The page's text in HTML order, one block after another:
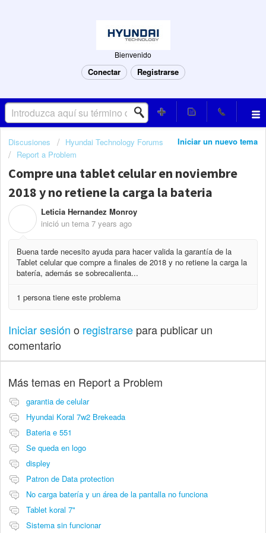
Bienvenido
Conectar Registrarse
Iniciar un nuevo tema
Discusiones
Hyundai Technology Forums
Report a Problem
Compre una tablet celular en noviembre
2018 y no retiene la carga la bateria
Leticia Hernandez Monroy
inició un tema 7 years ago
Buena tarde necesito ayuda para hacer valida la garantía de la
Tablet celular que compre a finales de 2018 y no retiene la carga la
batería, además se sobrecalienta...
1 persona tiene este problema
Iniciar sesión o registrarse para publicar un
comentario
Más temas en Report a Problem
garantia de celular
Hyundai Koral 7w2 Brekeada
Bateria e 551
Se queda en logo
displey
Patron de Data protection
No carga batería y un área de la pantalla no funciona
Tablet koral 7"
Sistema sin funcionar